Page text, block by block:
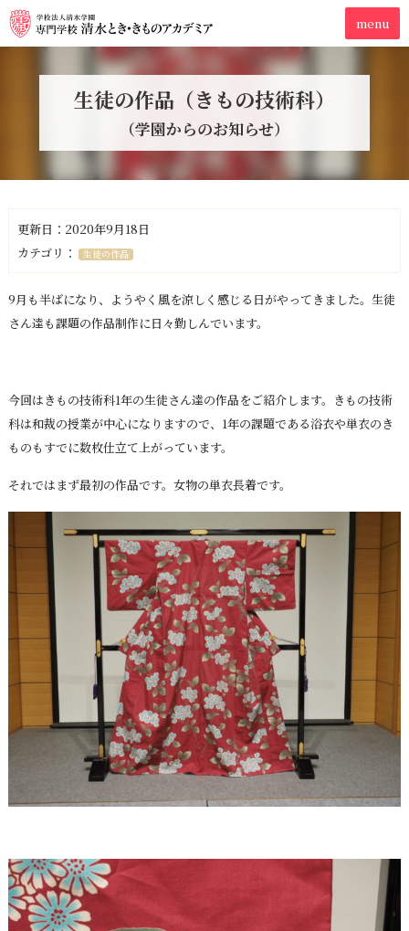
生徒の作品（きもの技術科）
（学園からのお知らせ）
更新日：2020年9月18日
カテゴリ：
生徒の作品
9月も半ばになり、ようやく風を涼しく感じる日がやってきました。生徒
さん達も課題の作品制作に日々勤しんでいます。
今回はきもの技術科1年の生徒さん達の作品をご紹介します。きもの技術
科は和裁の授業が中心になりますので、1年の課題である浴衣や単衣のき
ものもすでに数枚仕立て上がっています。
それではまず最初の作品です。女物の単衣長着です。